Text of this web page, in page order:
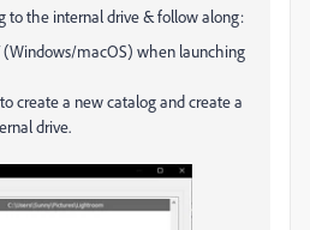
to the internal drive & follow along:
(Windows/macOS) when launching
create a new catalog and create a
drive.